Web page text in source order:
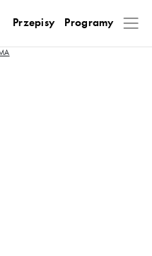
Przepisy Programy